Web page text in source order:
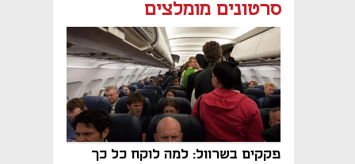
סרטונים מומלצים
פקקים בשרוול: למה לוקח כל כך